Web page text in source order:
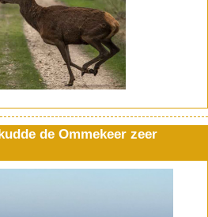
de Ommekeer zeer